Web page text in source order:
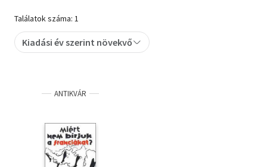
Művészet
Szakkönyv
Tankönyv, segédkönyv
Társadalomtudomány
Természettudomány
Találatok száma: 1
Kiadási év szerint növekvő
ANTIKVÁR